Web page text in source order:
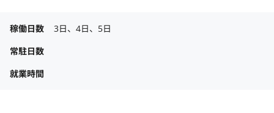
稼働日数
3日、4日、5日
常駐日数
就業時間